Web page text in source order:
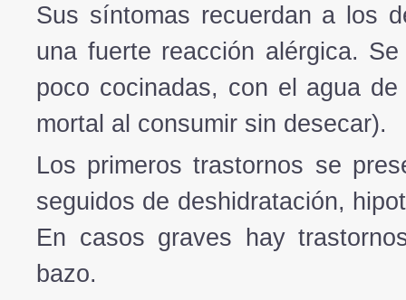
Sus síntomas recuerdan a los
una fuerte reacción alérgica.
poco cocinadas, con el agua
mortal al consumir sin desecar).
Los primeros trastornos se
seguidos de deshidratación,
En casos graves hay
bazo.